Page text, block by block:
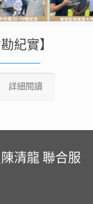
紀實】
詳細閱讀
清龍 聯合服